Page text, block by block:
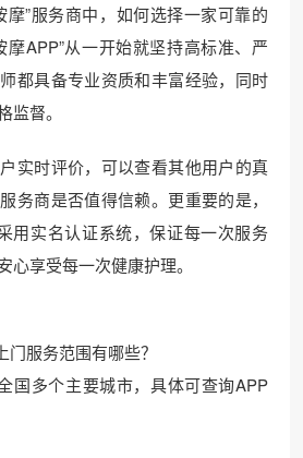
摩”服务商中，如何选择一家可靠的
摩APP”从一开始就坚持高标准、严
都具备专业资质和丰富经验，同时
监督。
实时评价，可以查看其他用户的真
务商是否值得信赖。更重要的是，
用实名认证系统，保证每一次服务
心享受每一次健康护理。
服务范围有哪些？
国多个主要城市，具体可查询APP